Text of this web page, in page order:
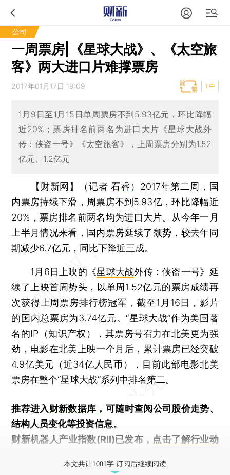
公司
一周票房|《星球大战》、《太空旅
客》两大进口片难撑票房
2017年01月17日 19:09 T中
1月9日至1月15日单周票房不到5.93亿元，环比降幅
近20%；票房排名前两名为进口大片《星球大战外
传：侠盗一号》《太空旅客》，上周票房分别为1.52
亿元、1.2亿元
【财新网】（记者石睿 ） 2017年第二周，国
内票房持续下滑，周票房不到5.93亿，环比降幅近
20%，票房排名前两名均为进口大片。从今年一月
上半月情况来看，国内票房延续了颓势，较去年同
期减少6.7亿元，同比下降近三成。
1月6日上映的《星球大战外传：侠盗一号》延
续了上映首周势头，以单周1.52亿元的票房成绩再
次获得上周票房排行榜冠军，截至1月16日，影片
的国内总票房为3.74亿元。“星球大战”作为美国著
名的IP（知识产权），其票房号召力在北美更为强
劲，电影在北美上映一个月后，累计票房已经突破
4.9亿美元（近34亿人民币），目前此部电影北美
票房在整个“星球大战”系列中排名第二。
推荐进入财新数据库 ，可随时查阅公司股价走势、
结构人员变化等投资信息。
财新机器人产业指数(RII)已发布， 点击了解行业动
本文共计1001字 订阅后继续阅读